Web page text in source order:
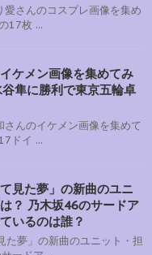
愛さんのコスプレ画像を集め
17枚 ...
ケメン画像を集めてみ
隼に勝利で東京五輪卓
さんのイケメン画像を集めて
ドイ ...
見た夢」の新曲のユニ
？ 乃木坂46のサードア
いるのは誰？
た夢」の新曲のユニット・担